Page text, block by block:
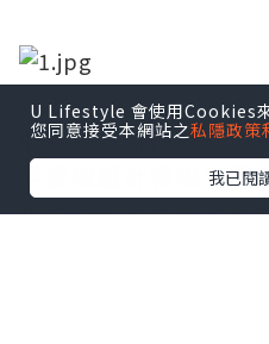
收到蝴蝶酥的時候，
手提袋設計得很有質
玫瑰金的鐵盒搭上巧
U Lifestyle 會使用Cookies
您同意接受本網站之私隱政策
我已閱